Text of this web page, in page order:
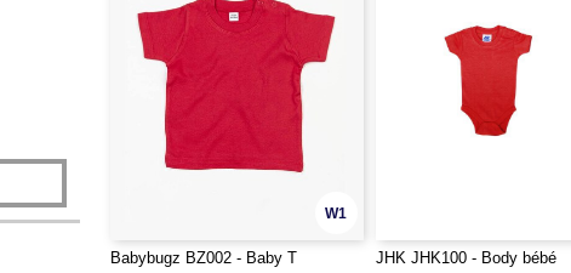
W1
Babybugz BZ002 - Baby T JHK JHK100 - Body bébé